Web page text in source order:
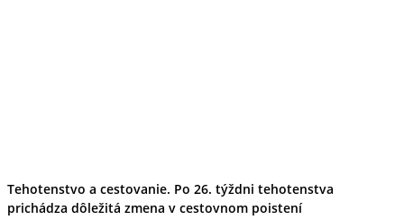
Tehotenstvo a cestovanie. Po 26. týždni tehotenstva
prichádza dôležitá zmena v cestovnom poistení